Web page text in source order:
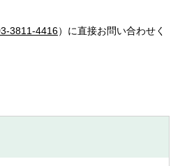
3811-4416）に直接お問い合わせく